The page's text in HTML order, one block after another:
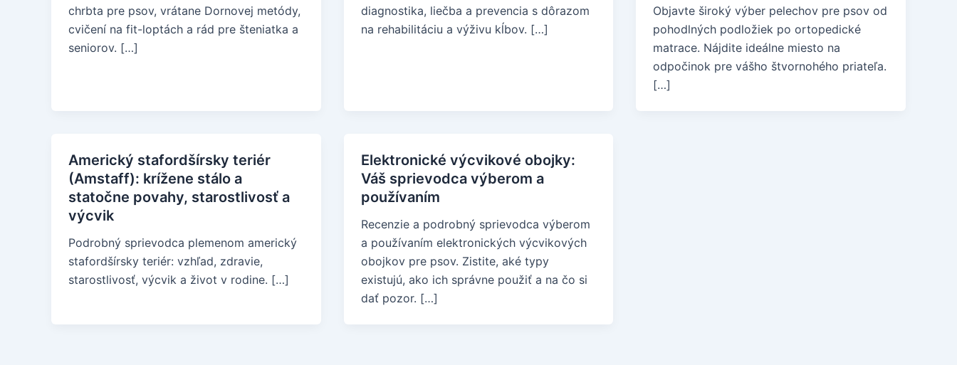
chrbta pre psov, vrátane Dornovej metódy,
cvičení na fit-loptách a rád pre šteniatka a
seniorov. […]
diagnostika, liečba a prevencia s dôrazom
na rehabilitáciu a výživu kĺbov. […]
Objavte široký výber pelechov pre psov od
pohodlných podložiek po ortopedické
matrace. Nájdite ideálne miesto na
odpočinok pre vášho štvornohého priateľa.
[…]
Americký stafordšírsky teriér
(Amstaff): krížene stálo a
statočne povahy, starostlivosť a
výcvik
Podrobný sprievodca plemenom americký
stafordšírsky teriér: vzhľad, zdravie,
starostlivosť, výcvik a život v rodine. […]
Elektronické výcvikové obojky:
Váš sprievodca výberom a
používaním
Recenzie a podrobný sprievodca výberom
a používaním elektronických výcvikových
obojkov pre psov. Zistite, aké typy
existujú, ako ich správne použiť a na čo si
dať pozor. […]